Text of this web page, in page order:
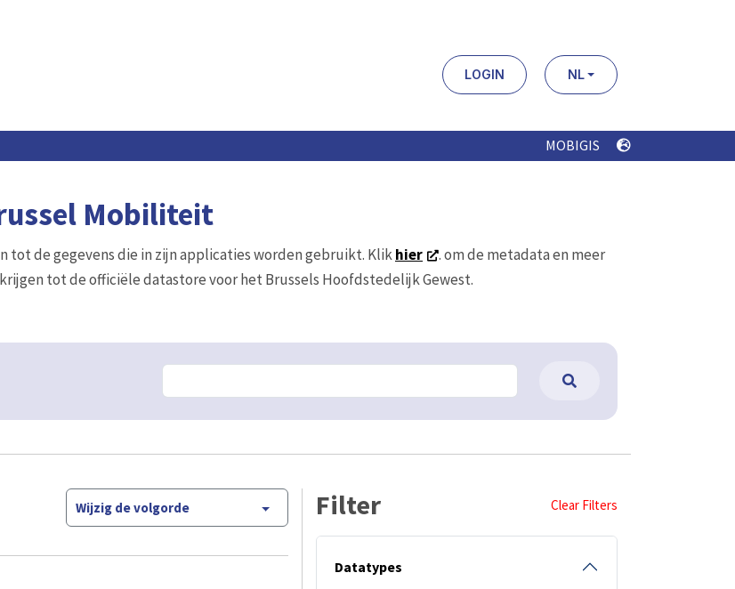
LOGIN NL
MOBIGIS
Mobiliteit
de gegevens die in zijn applicaties worden gebruikt. Klikhier
. om de metadata en meer
tot de officiële datastore voor het Brussels Hoofdstedelijk Gewest.
Wijzig de volgorde Filter Clear Filters
Datatypes